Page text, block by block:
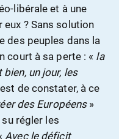
libérale et à une
? Sans solution
des peuples dans la
court à sa perte : « la
un jour, les
de constater, à ce
des Européens»
su régler les
Avec le déficit